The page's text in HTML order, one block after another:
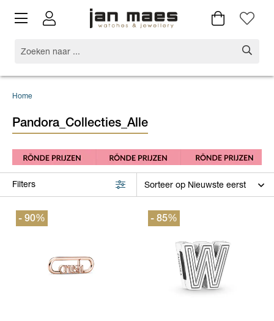
Home
Pandora_Collecties_Alle
Filters
- 90% - 85%